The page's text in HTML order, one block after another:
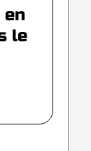
en
le